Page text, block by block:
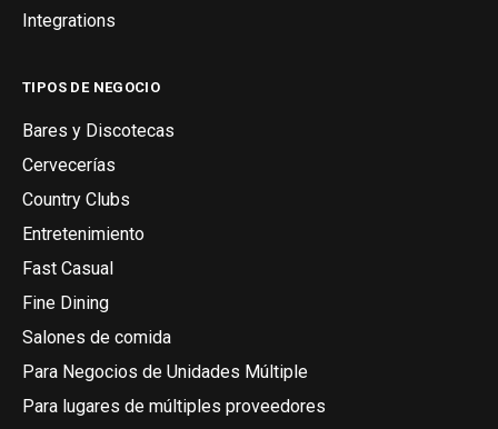
Integrations
TIPOS DE NEGOCIO
Bares y Discotecas
Cervecerías
Country Clubs
Entretenimiento
Fast Casual
Fine Dining
Salones de comida
Para Negocios de Unidades Múltiple
Para lugares de múltiples proveedores